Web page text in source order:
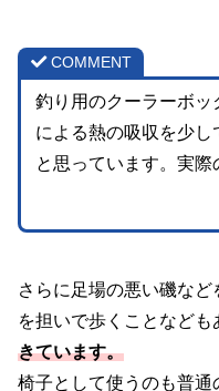
COMMENT
釣り用のクーラーボ
による熱の吸収を少
と思っています。実際
さらに足場の悪い磯な
を担いで歩くことなども
きています。
椅子として使うのも普